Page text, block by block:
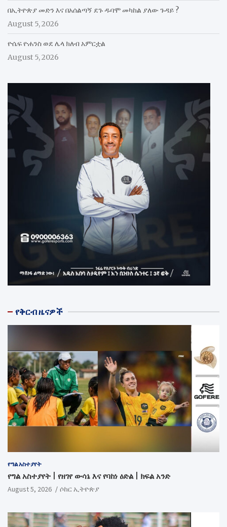
በኢትዮጵያ መድን እና በአሰልጣኝ ደጉ ዱባሞ መካከል ያለው ጉዳይ ?
August 5, 2026
ዮሴፍ ዮሐንስ ወደ ሌላ ክለብ አምርቷል
August 5, 2026
የቅርብ ዜናዎች
የግል አስተያየት
የግል አስተያየት | የዘገየ ውሳኔ እና የባከነ ዕድል | ክፍል አንድ
August 5, 2026 ሶከር ኢትዮጵያ